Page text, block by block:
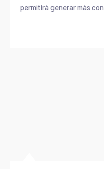
permitirá generar más